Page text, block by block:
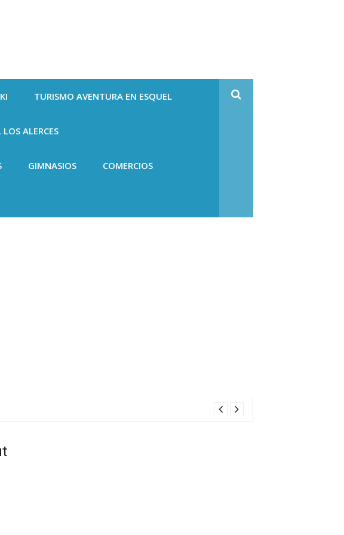
TURISMO AVENTURA EN ESQUEL
ALERCES
GIMNASIOS COMERCIOS